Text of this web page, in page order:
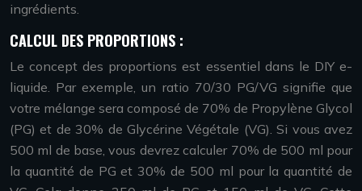
ingrédients.
CALCUL DES PROPORTIONS :
Le concept des proportions est essentiel dans le DIY e-
liquide. Par exemple, un ratio 70/30 PG/VG signifie que
votre mélange sera composé de 70% de Propylène Glycol
(PG) et de 30% de Glycérine Végétale (VG). Si vous avez
500 ml de base, vous devrez calculer 70% de 500 ml pour
la quantité de PG et 30% de 500 ml pour la quantité de